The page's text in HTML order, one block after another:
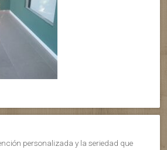
personalizada y la seriedad que